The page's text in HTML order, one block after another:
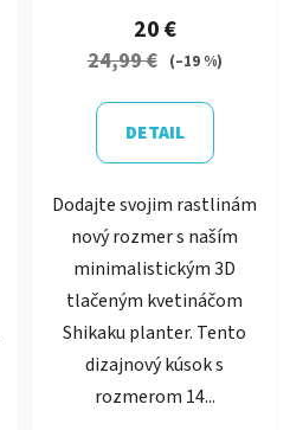
20 €
24,99 € (–19 %)
DETAIL
Dodajte svojim rastlinám
nový rozmer s naším
minimalistickým 3D
tlačeným kvetináčom
Shikaku planter. Tento
dizajnový kúsok s
rozmerom 14...